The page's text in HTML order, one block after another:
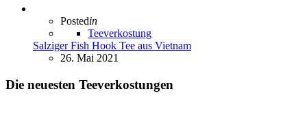
Postedin
Teeverkostung
Salziger Fish Hook Tee aus Vietnam
26. Mai 2021
Die neuesten Teeverkostungen